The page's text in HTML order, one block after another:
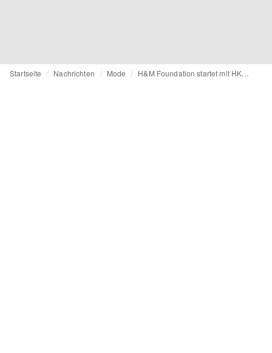
Startseite Nachrichten Mode